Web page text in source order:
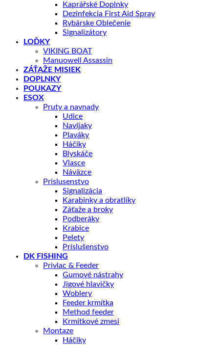
Kaprářské Doplnky
Dezinfekcia First Aid Spray
Rybárske Oblečenie
Signalizátory
LOĎKY
VIKING BOAT
Manuowell Assassin
ZÁŤAŽE MISIEK
DOPLNKY
POUKAZY
ESOX
Pruty a navnady
Udice
Navijaky
Plaváky
Háčiky
Blyskáče
Vlasce
Náväzce
Prislusenstvo
Signalizácia
Karabinky a obratlíky
Záťaže a broky
Podberáky
Krabice
Pelety
Príslušenstvo
DK FISHING
Privlac & Feeder
Gumové nástrahy
Jigové hlavičky
Woblery
Feeder krmítka
Method feeder
Krmítkové zmesi
Montaze
Háčiky